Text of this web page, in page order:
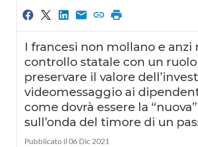
I francesi non mollano e
controllo statale con un
preservare il valore
videomessaggio ai
come dovrà essere la
sull’onda del timore di un
Pubblicato il 06 Dic 2021